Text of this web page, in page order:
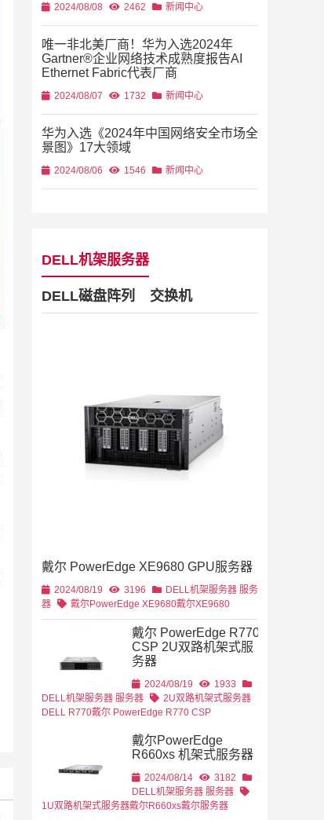
2024/08/08 2462 新闻中心
唯一非北美厂商！华为入选2024年
Gartner®企业网络技术成熟度报告AI
Ethernet Fabric代表厂商
2024/08/07 1732 新闻中心
华为入选《2024年中国网络安全市场全
景图》17大领域
2024/08/06 1546 新闻中心
DELL机架服务器
DELL磁盘阵列 交换机
戴尔 PowerEdge XE9680 GPU服务器
2024/08/19 3196 DELL机架服务器 服务
器
戴尔PowerEdge XE9680戴尔XE9680
戴尔 PowerEdge R770
CSP 2U双路机架式服
务器
2024/08/19
1933
DELL机架服务器 服务器
2U双路机架式服务器
DELL R770戴尔 PowerEdge R770 CSP
戴尔PowerEdge
R660xs 机架式服务器
2024/08/14
3182
DELL机架服务器 服务器
1U双路机架式服务器戴尔R660xs戴尔服务器